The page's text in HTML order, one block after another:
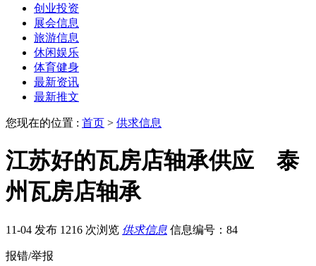
创业投资
展会信息
旅游信息
休闲娱乐
体育健身
最新资讯
最新推文
您现在的位置 : 首页 > 供求信息
江苏好的瓦房店轴承供应 泰
州瓦房店轴承
11-04 发布 1216 次浏览 供求信息 信息编号：84
报错/举报